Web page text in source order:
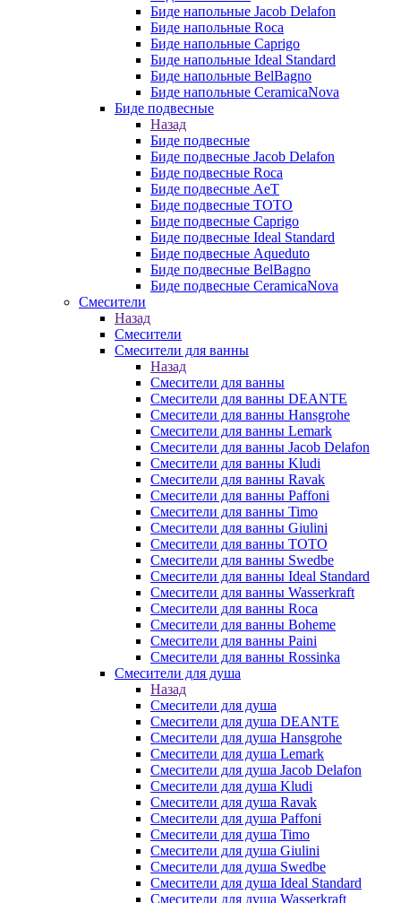
Биде напольные Jacob Delafon
Биде напольные Roca
Биде напольные Caprigo
Биде напольные Ideal Standard
Биде напольные BelBagno
Биде напольные CeramicaNova
Биде подвесные
Назад
Биде подвесные
Биде подвесные Jacob Delafon
Биде подвесные Roca
Биде подвесные AeT
Биде подвесные TOTO
Биде подвесные Caprigo
Биде подвесные Ideal Standard
Биде подвесные Aqueduto
Биде подвесные BelBagno
Биде подвесные CeramicaNova
Смесители
Назад
Смесители
Смесители для ванны
Назад
Смесители для ванны
Смесители для ванны DEANTE
Смесители для ванны Hansgrohe
Смесители для ванны Lemark
Смесители для ванны Jacob Delafon
Смесители для ванны Kludi
Смесители для ванны Ravak
Смесители для ванны Paffoni
Смесители для ванны Timo
Смесители для ванны Giulini
Смесители для ванны TOTO
Смесители для ванны Swedbe
Смесители для ванны Ideal Standard
Смесители для ванны Wasserkraft
Смесители для ванны Roca
Смесители для ванны Boheme
Смесители для ванны Paini
Смесители для ванны Rossinka
Смесители для душа
Назад
Смесители для душа
Смесители для душа DEANTE
Смесители для душа Hansgrohe
Смесители для душа Lemark
Смесители для душа Jacob Delafon
Смесители для душа Kludi
Смесители для душа Ravak
Смесители для душа Paffoni
Смесители для душа Timo
Смесители для душа Giulini
Смесители для душа Swedbe
Смесители для душа Ideal Standard
Смесители для душа Wasserkraft